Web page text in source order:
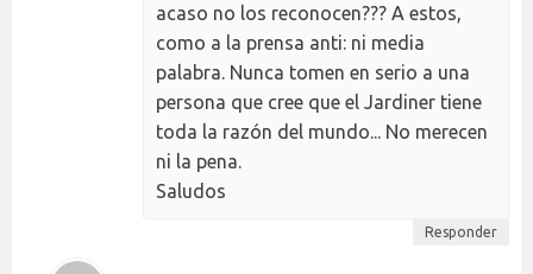
acaso no los reconocen??? A estos,
como a la prensa anti: ni media
palabra. Nunca tomen en serio a una
persona que cree que el Jardiner tiene
toda la razón del mundo... No merecen
ni la pena.
Saludos
Responder